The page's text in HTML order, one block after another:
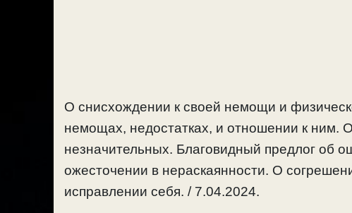
О снисхождении к своей немощи и
немощах, недостатках, и отношении к ним.
незначительных. Благовидный предлог об
ожесточении в нераскаянности. О
исправлении себя. / 7.04.2024.